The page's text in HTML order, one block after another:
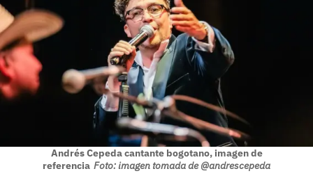
Andrés Cepeda cantante bogotano, imagen de
referencia Foto: imagen tomada de @andrescepeda